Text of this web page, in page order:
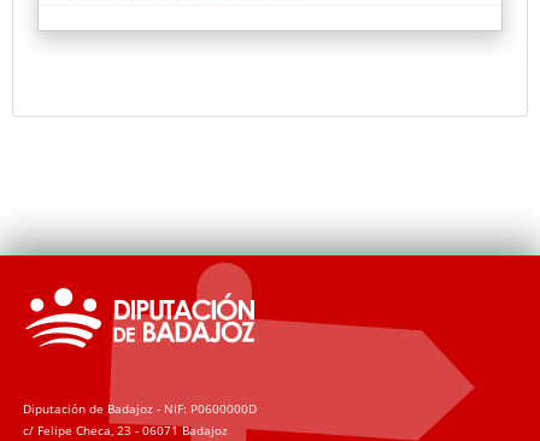
Diputación de Badajoz - NIF: P0600000D
c/ Felipe Checa, 23 - 06071 Badajoz